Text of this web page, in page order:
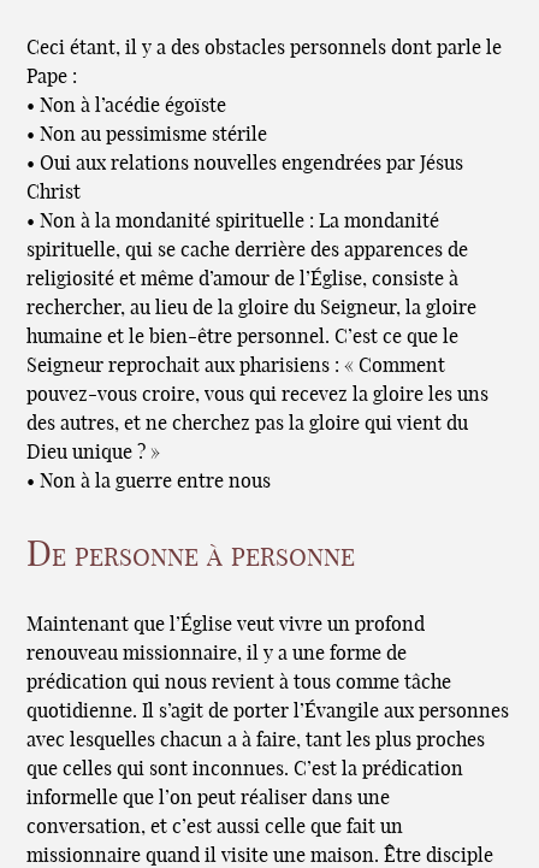
Ceci étant, il y a des obstacles personnels dont parle le
Pape :
• Non à l’acédie égoïste
• Non au pessimisme stérile
• Oui aux relations nouvelles engendrées par Jésus
Christ
• Non à la mondanité spirituelle : La mondanité
spirituelle, qui se cache derrière des apparences de
religiosité et même d’amour de l’Église, consiste à
rechercher, au lieu de la gloire du Seigneur, la gloire
humaine et le bien-être personnel. C’est ce que le
Seigneur reprochait aux pharisiens : « Comment
pouvez-vous croire, vous qui recevez la gloire les uns
des autres, et ne cherchez pas la gloire qui vient du
Dieu unique ? »
• Non à la guerre entre nous
De personne à personne
Maintenant que l’Église veut vivre un profond
renouveau missionnaire, il y a une forme de
prédication qui nous revient à tous comme tâche
quotidienne. Il s’agit de porter l’Évangile aux personnes
avec lesquelles chacun a à faire, tant les plus proches
que celles qui sont inconnues. C’est la prédication
informelle que l’on peut réaliser dans une
conversation, et c’est aussi celle que fait un
missionnaire quand il visite une maison. Être disciple